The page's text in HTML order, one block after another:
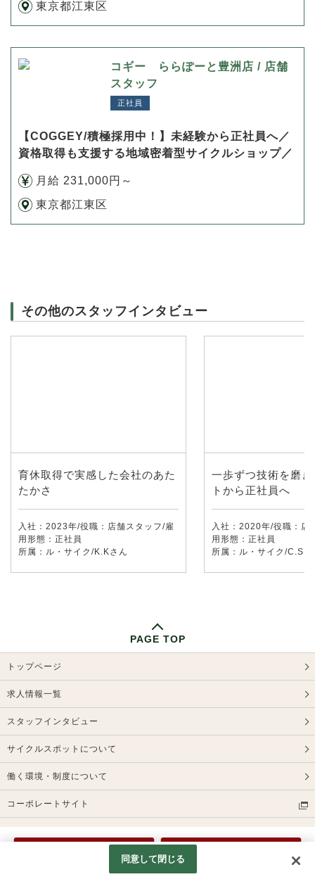
東京都江東区
コギー ららぽーと豊洲店 / 店舗
スタッフ
正社員
【COGGEY/積極採用中！】未経験から正社員へ／
資格取得も支援する地域密着型サイクルショップ／
月給 231,000円～
東京都江東区
その他のスタッフインタビュー
育休取得で実感した会社のあた
たかさ
入社：2023年/役職：店舗スタッフ/雇
用形態：正社員
所属：ル・サイク/K.Kさん
一歩ずつ技術を磨
トから正社員へ
入社：2020年/役職：店
用形態：正社員
所属：ル・サイク/C.Sさ
PAGE TOP
トップページ
求人情報一覧
スタッフインタビュー
サイクルスポットについて
働く環境・制度について
コーポレートサイト
© Cycle Spot. Inc.
同意して閉じる